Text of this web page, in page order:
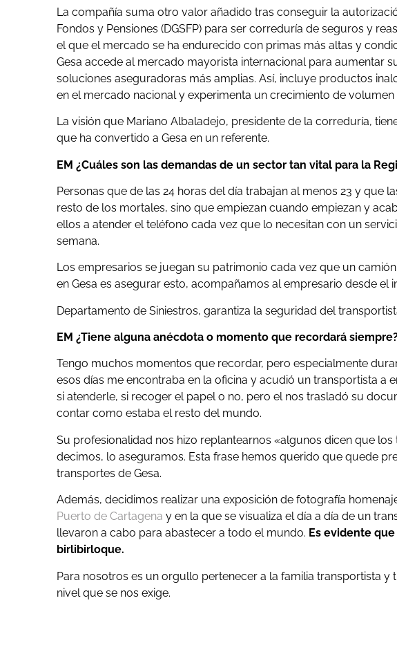
La compañía suma otro valor añadido tras conseguir la
Fondos y Pensiones (DGSFP) para ser correduría de seguros y
el que el mercado se ha endurecido con primas más altas y
Gesa accede al mercado mayorista internacional para aumentar
soluciones aseguradoras más amplias. Así, incluye productos
en el mercado nacional y experimenta un crecimiento de volumen
La visión que Mariano Albaladejo, presidente de la correduría,
que ha convertido a Gesa en un referente.
EM ¿Cuáles son las demandas de un sector tan vital para la
Personas que de las 24 horas del día trabajan al menos 23 y que
resto de los mortales, sino que empiezan cuando empiezan y
ellos a atender el teléfono cada vez que lo necesitan con un
semana.
Los empresarios se juegan su patrimonio cada vez que un
en Gesa es asegurar esto, acompañamos al empresario desde el
Departamento de Siniestros, garantiza la seguridad del
EM ¿Tiene alguna anécdota o momento que recordará
Tengo muchos momentos que recordar, pero especialmente
esos días me encontraba en la oficina y acudió un transportista a
si atenderle, si recoger el papel o no, pero el nos trasladó su
contar como estaba el resto del mundo.
Su profesionalidad nos hizo replantearnos «algunos dicen que
decimos, lo aseguramos. Esta frase hemos querido que quede
transportes de Gesa.
Además, decidimos realizar una exposición de fotografía
Puerto de Cartagena y en la que se visualiza el día a día de un
llevaron a cabo para abastecer a todo el mundo. Es evidente
birlibirloque.
Para nosotros es un orgullo pertenecer a la familia transportista
nivel que se nos exige.